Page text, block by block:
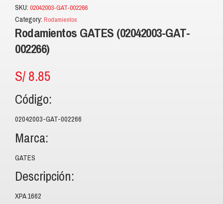
SKU: 02042003-GAT-002266
Category: Rodamientos
Rodamientos GATES (02042003-GAT-
002266)
S/8.85
Código:
02042003-GAT-002266
Marca:
GATES
Descripción:
XPA 1662